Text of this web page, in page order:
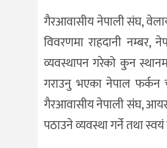
गैरआवासीय नेपाली संघ,
विवरणमा राहदानी
व्यवस्थापन गरेको कुन
गराउनु भएका नेपाल
गैरआवासीय नेपाली संघ,
पठाउने व्यवस्था गर्ने तथा